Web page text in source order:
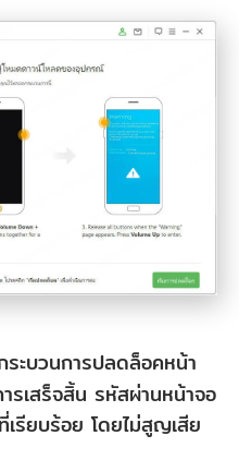
ระบวนการปลดล็อคหน้า
รเสร็จสิ้น รหัสผ่านหน้าจอ
รียบร้อย โดยไม่สูญเสีย